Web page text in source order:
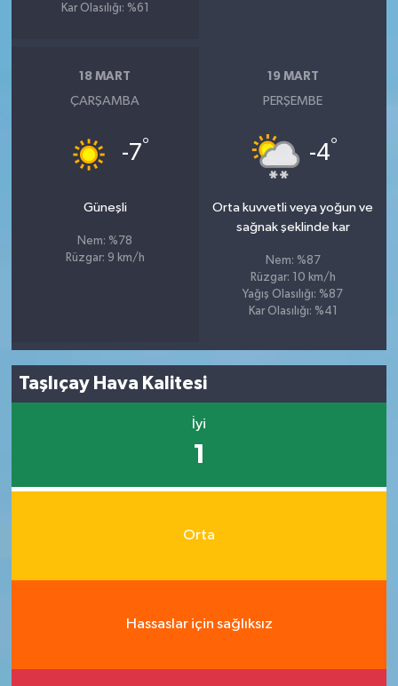
Kar Olasılığı: %61
18 MART
ÇARŞAMBA
-7°
Güneşli
Nem: %78
Rüzgar: 9 km/h
19 MART
PERŞEMBE
-4°
Orta kuvvetli veya yoğun ve
sağnak şeklinde kar
Nem: %87
Rüzgar: 10 km/h
Yağış Olasılığı: %87
Kar Olasılığı: %41
Taşlıçay Hava Kalitesi
İyi
1
Orta
Hassaslar için sağlıksız